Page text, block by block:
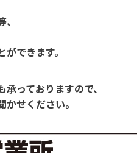
できます。
っておりますので、
せください。